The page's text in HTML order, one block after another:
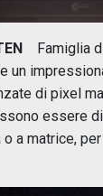
Famiglia
un
di pixel
essere
o a matrice,